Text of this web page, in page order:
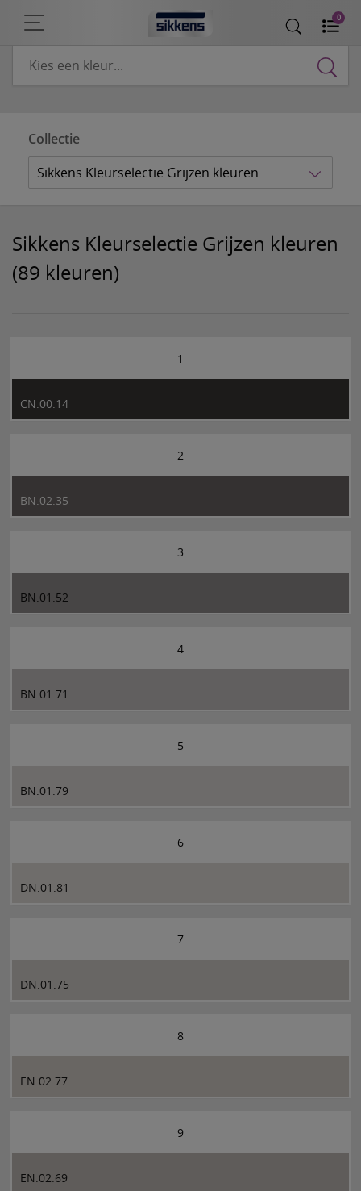
0
Collectie
Sikkens Kleurselectie Grijzen kleuren
Sikkens Kleurselectie Grijzen kleuren
(89 kleuren)
1
CN.00.14
2
BN.02.35
3
BN.01.52
4
BN.01.71
5
BN.01.79
6
DN.01.81
7
DN.01.75
8
EN.02.77
9
EN.02.69